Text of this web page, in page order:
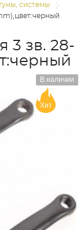
системы
3 зв. 28-
В наличии
Хит